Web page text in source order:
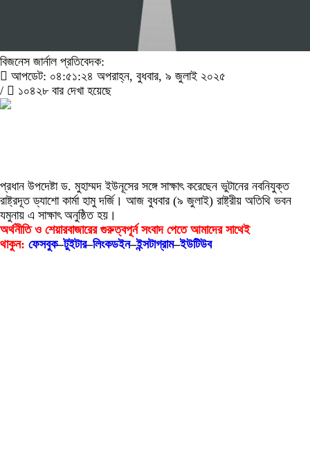
বিজনেস জার্নাল প্রতিবেদক:
আপডেট: ০৪:৫১:২৪ অপরাহ্ন, বুধবার, ৯ জুলাই ২০২৫
/
১০৪২৮ বার দেখা হয়েছে
প্রধান উপদেষ্টা ড. মুহাম্মদ ইউনূসের সঙ্গে সাক্ষাৎ করেছেন ভুটানের নবনিযুক্ত
রাষ্ট্রদূত ড্যাশো কার্মা হামু দর্জি। আজ বুধবার (৯ জুলাই) রাষ্ট্রীয় অতিথি ভবন
যমুনায় এ সাক্ষাৎ অনুষ্ঠিত হয়।
অর্থনীতি ও শেয়ারবাজারের গুরুত্বপূর্ন সংবাদ পেতে আমাদের সাথেই
থাকুন: ফেসবুক–টুইটার–লিংকডইন–ইন্সটাগ্রাম–ইউটিউব